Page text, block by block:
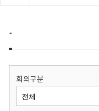
정
보
-
회의구분